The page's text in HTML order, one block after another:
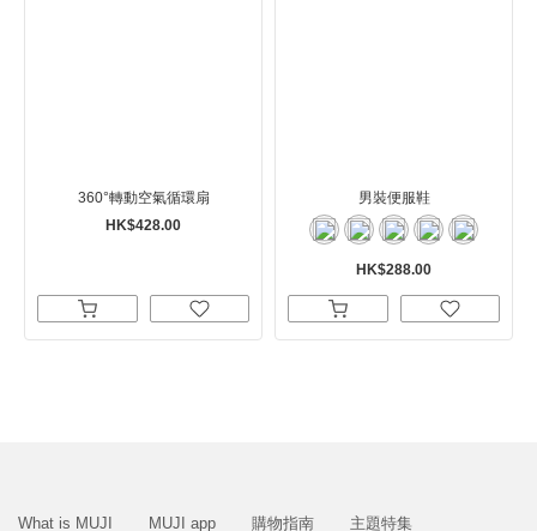
360°轉動空氣循環扇
HK$428.00
男裝便服鞋
HK$288.00
What is MUJI MUJI app 購物指南 主題特集